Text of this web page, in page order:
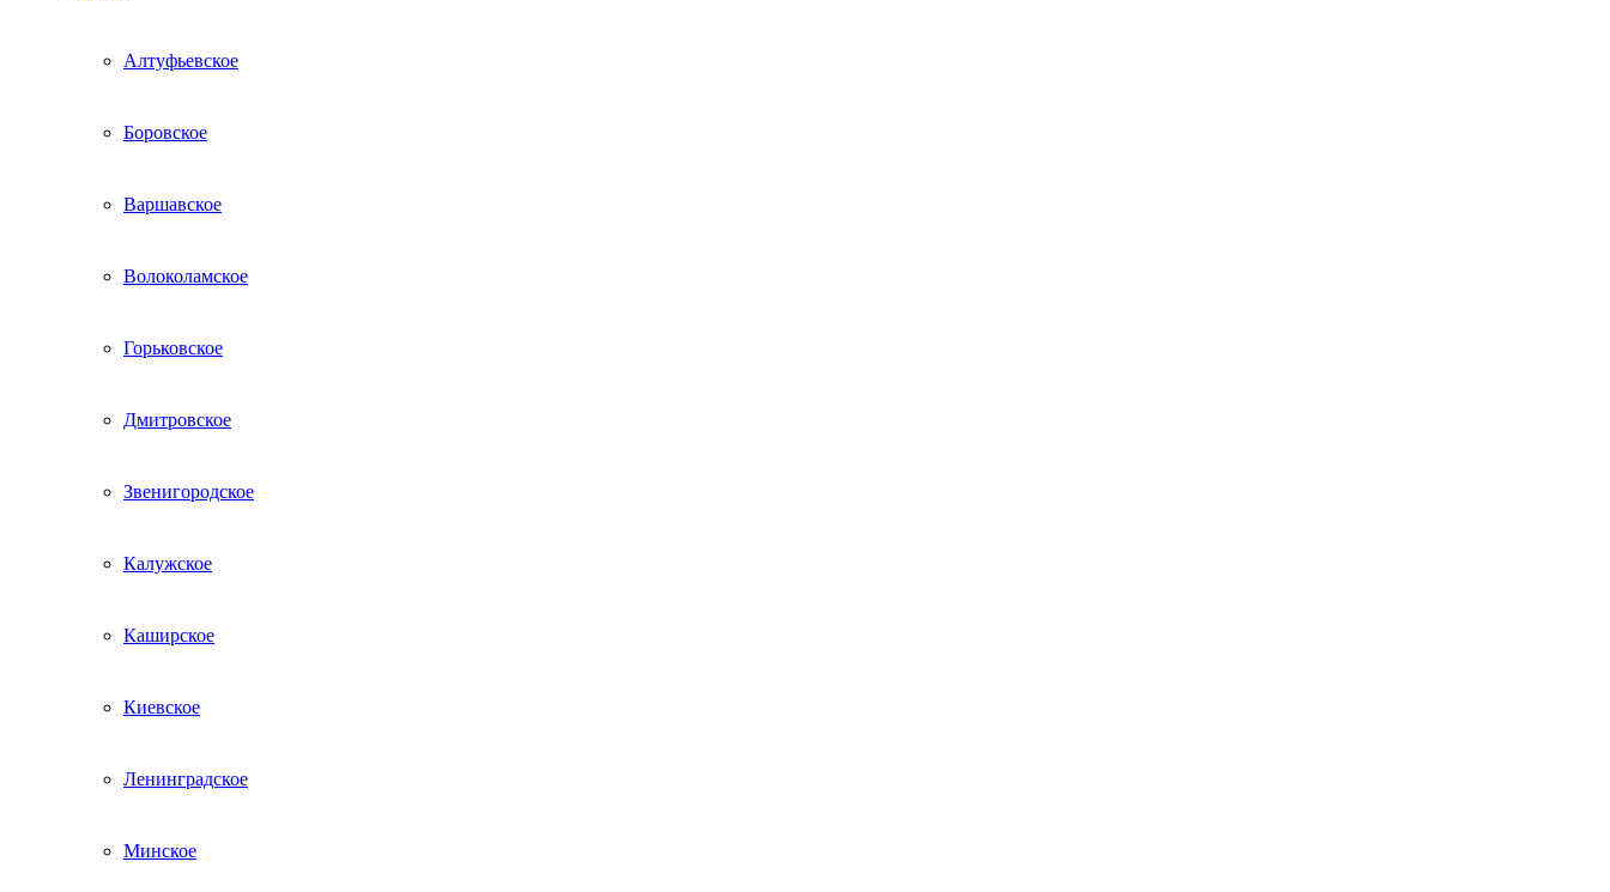
Алтуфьевское
Боровское
Варшавское
Волоколамское
Горьковское
Дмитровское
Звенигородское
Калужское
Каширское
Киевское
Ленинградское
Минское